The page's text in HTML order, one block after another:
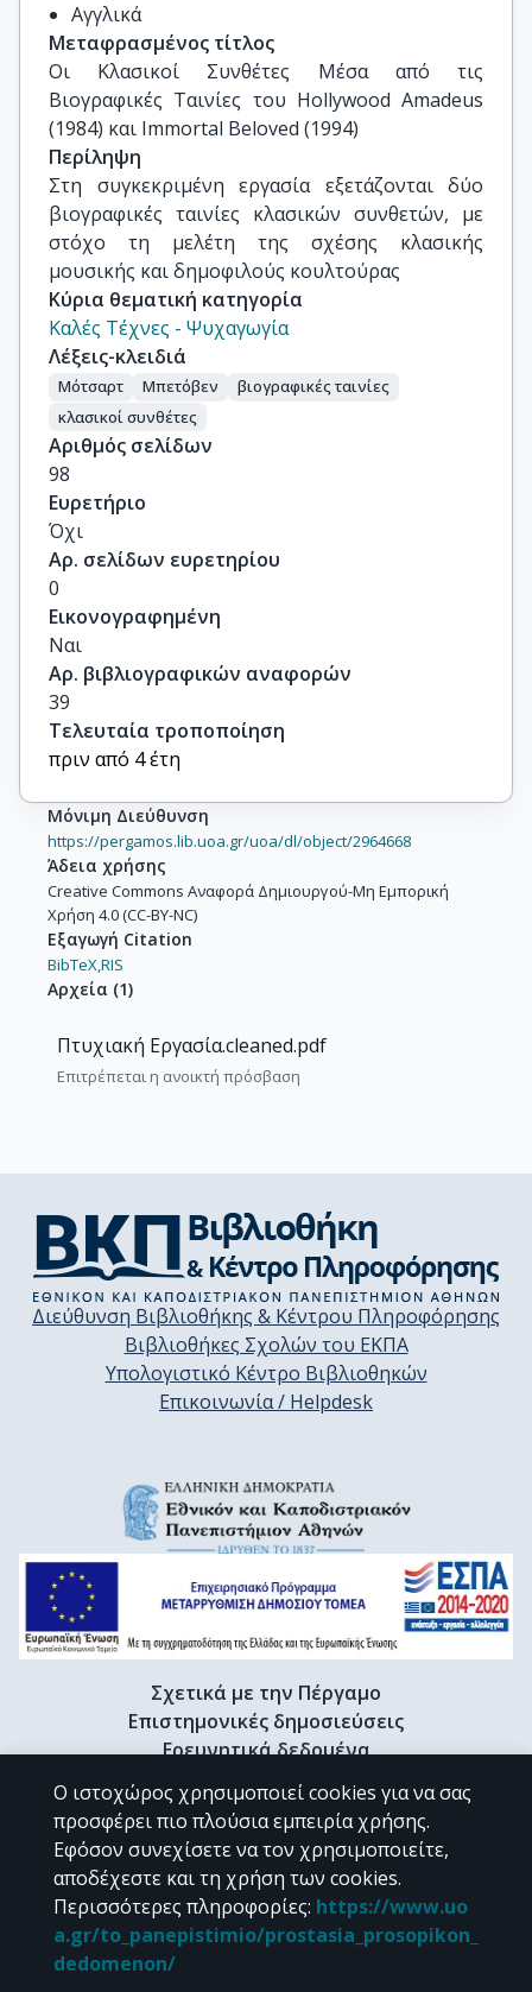
Αγγλικά
Μεταφρασμένος τίτλος
Οι Κλασικοί Συνθέτες Μέσα από τις
Βιογραφικές Ταινίες του Hollywood Amadeus
(1984) και Immortal Beloved (1994)
Περίληψη
Στη συγκεκριμένη εργασία εξετάζονται δύο
βιογραφικές ταινίες κλασικών συνθετών, με
στόχο τη μελέτη της σχέσης κλασικής
μουσικής και δημοφιλούς κουλτούρας
Κύρια θεματική κατηγορία
Καλές Τέχνες - Ψυχαγωγία
Λέξεις-κλειδιά
Μότσαρτ Μπετόβεν
βιογραφικές ταινίες
κλασικοί συνθέτες
Αριθμός σελίδων
98
Ευρετήριο
Όχι
Αρ. σελίδων ευρετηρίου
0
Εικονογραφημένη
Ναι
Αρ. βιβλιογραφικών αναφορών
39
Τελευταία τροποποίηση
πριν από 4 έτη
Μόνιμη Διεύθυνση
https://pergamos.lib.uoa.gr/uoa/dl/object/2964668
Άδεια χρήσης
Creative Commons Αναφορά Δημιουργού-Μη Εμπορική
Χρήση 4.0 (CC-BY-NC)
Εξαγωγή Citation
BibTeX,RIS
Αρχεία (1)
Πτυχιακή Εργασία.cleaned.pdf
Επιτρέπεται η ανοικτή πρόσβαση
Διεύθυνση Βιβλιοθήκης & Κέντρου Πληροφόρησης
Βιβλιοθήκες Σχολών του ΕΚΠΑ
Υπολογιστικό Κέντρο Βιβλιοθηκών
Επικοινωνία / Helpdesk
Σχετικά με την Πέργαμο
Επιστημονικές δημοσιεύσεις
Ερευνητικά δεδομένα
Διδακτορικές διατριβές & Γκρίζα βιβλιογραφία
Προφίλ Ερευνητή
CC BY-NC 4.0
Εκτός αν αναφέρεται διαφορετικά, το υλικό της "Περγάμου" διατίθεται
Ο ιστοχώρος χρησιμοποιεί cookies για να σας
προσφέρει πιο πλούσια εμπειρία χρήσης.
Εφόσον συνεχίσετε να τον χρησιμοποιείτε,
αποδέχεστε και τη χρήση των cookies.
Περισσότερες πληροφορίες: https://www.uo
a.gr/to_panepistimio/prostasia_prosopikon_
dedomenon/